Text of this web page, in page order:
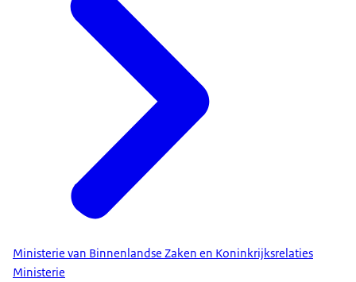
Ministerie van Binnenlandse Zaken en Koninkrijksrelaties
Ministerie